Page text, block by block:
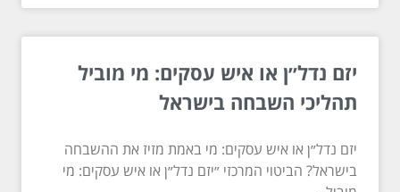
יזם נדל״ן או איש עסקים: מי מוביל
תהליכי השבחה בישראל
יזם נדל״ן או איש עסקים: מי באמת מזיז את ההשבחה
בישראל? הביטוי המרכזי ״יזם נדל״ן או איש עסקים: מי